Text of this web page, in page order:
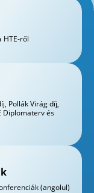
HTE-ről
Pollák Virág díj,
Diplomaterv és
(angolul)